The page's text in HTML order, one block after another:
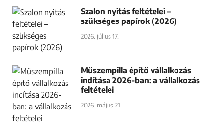
Szalon nyitás feltételei –
szükséges papírok (2026)
2026. július 17.
Műszempilla építő vállalkozás
indítása 2026-ban: a vállalkozás
feltételei
2026. május 21.